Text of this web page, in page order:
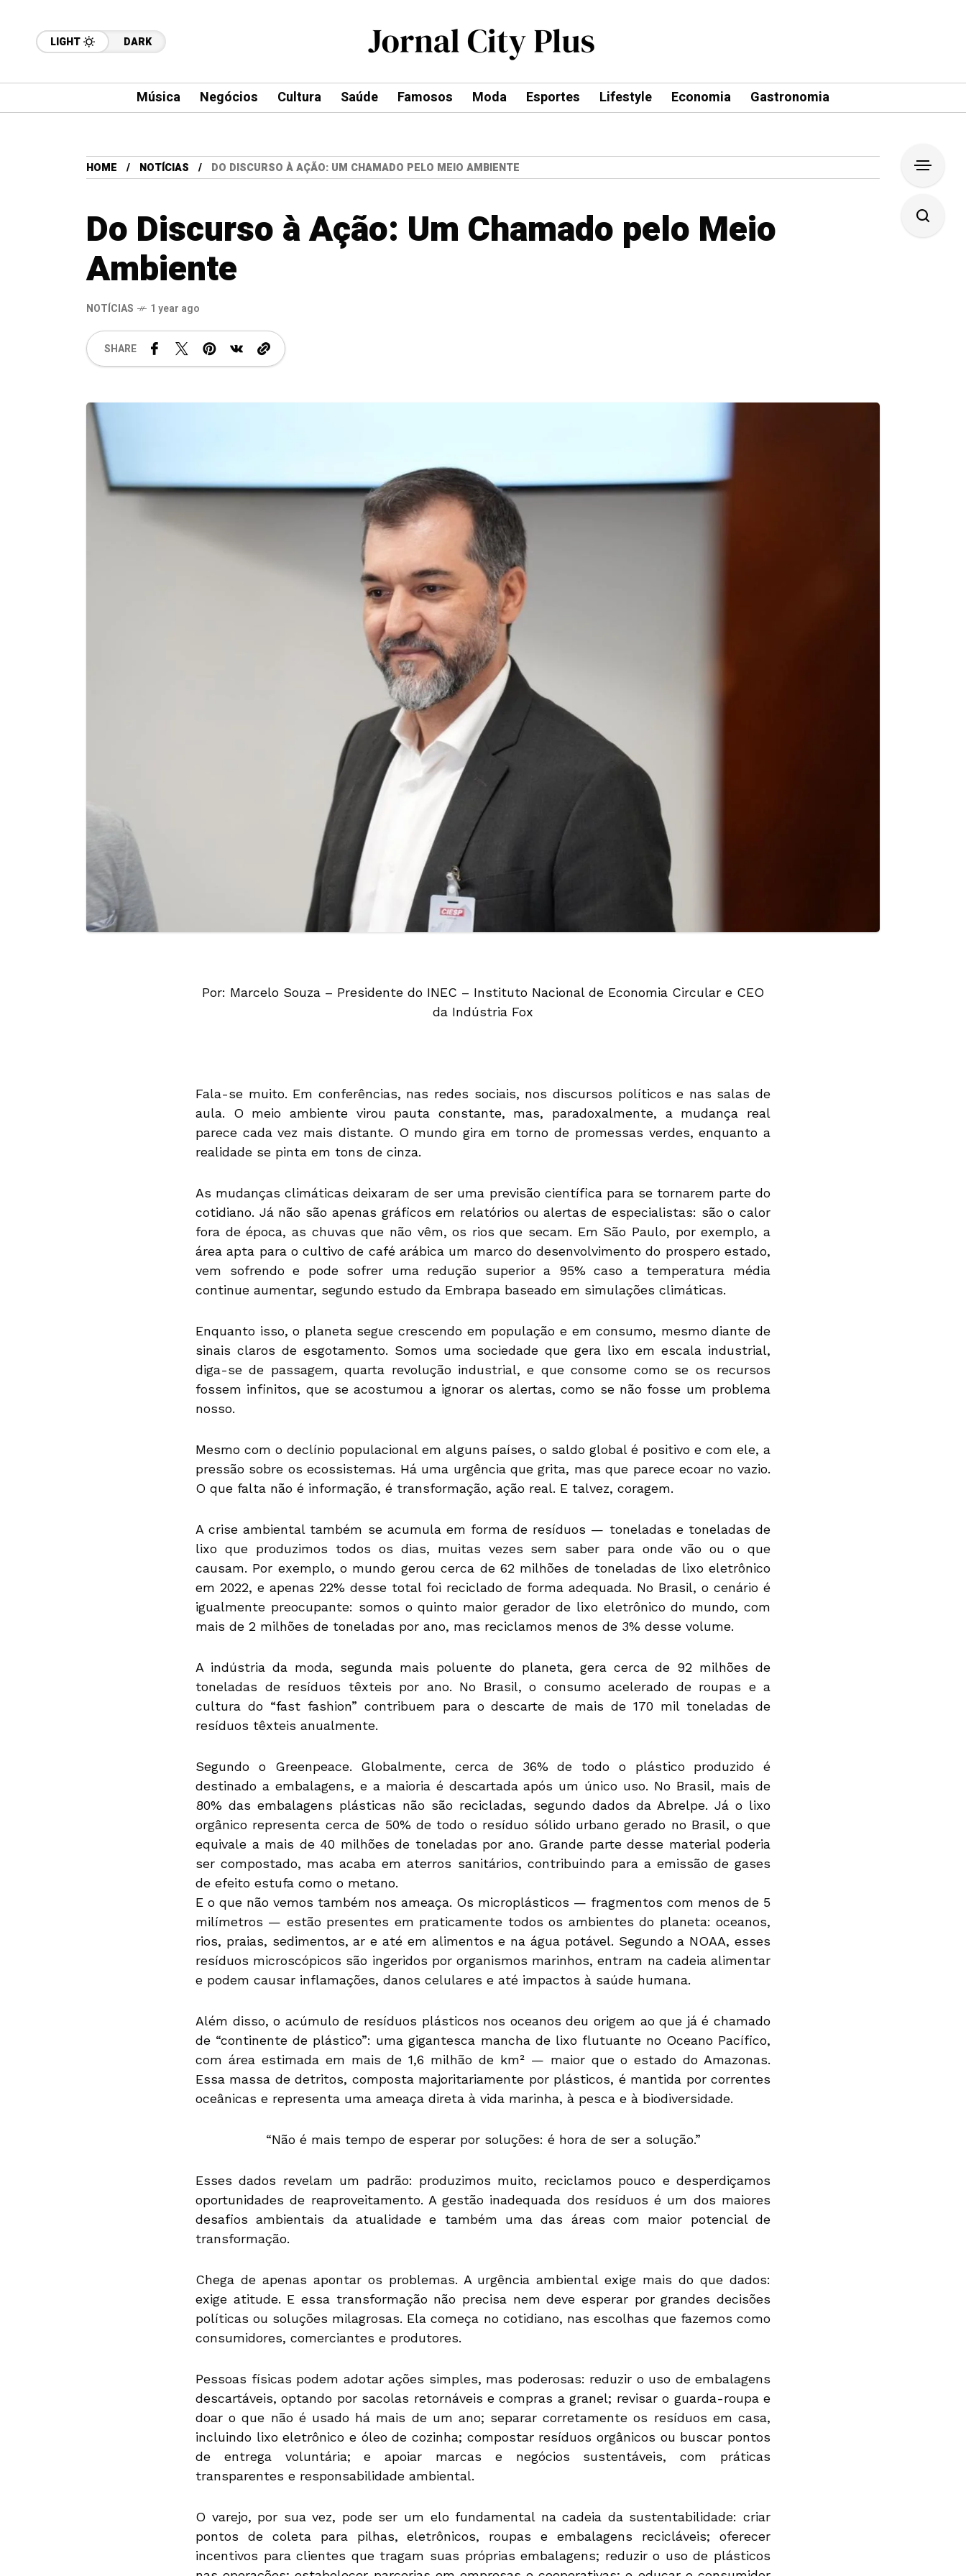
LIGHT DARK
Música Negócios Cultura Saúde Famosos Moda Esportes Lifestyle Economia Gastronomia
HOME NOTÍCIAS DO DISCURSO À AÇÃO: UM CHAMADO PELO MEIO AMBIENTE
Do Discurso à Ação: Um Chamado pelo Meio
Ambiente
NOTÍCIAS 1 year ago
SHARE
Por: Marcelo Souza – Presidente do INEC – Instituto Nacional de Economia Circular e CEO
da Indústria Fox
Fala-se muito. Em conferências, nas redes sociais, nos discursos políticos e nas salas de
aula. O meio ambiente virou pauta constante, mas, paradoxalmente, a mudança real
parece cada vez mais distante. O mundo gira em torno de promessas verdes, enquanto a
realidade se pinta em tons de cinza.
As mudanças climáticas deixaram de ser uma previsão científica para se tornarem parte do
cotidiano. Já não são apenas gráficos em relatórios ou alertas de especialistas: são o calor
fora de época, as chuvas que não vêm, os rios que secam. Em São Paulo, por exemplo, a
área apta para o cultivo de café arábica um marco do desenvolvimento do prospero estado,
vem sofrendo e pode sofrer uma redução superior a 95% caso a temperatura média
continue aumentar, segundo estudo da Embrapa baseado em simulações climáticas.
Enquanto isso, o planeta segue crescendo em população e em consumo, mesmo diante de
sinais claros de esgotamento. Somos uma sociedade que gera lixo em escala industrial,
diga-se de passagem, quarta revolução industrial, e que consome como se os recursos
fossem infinitos, que se acostumou a ignorar os alertas, como se não fosse um problema
nosso.
Mesmo com o declínio populacional em alguns países, o saldo global é positivo e com ele, a
pressão sobre os ecossistemas. Há uma urgência que grita, mas que parece ecoar no vazio.
O que falta não é informação, é transformação, ação real. E talvez, coragem.
A crise ambiental também se acumula em forma de resíduos — toneladas e toneladas de
lixo que produzimos todos os dias, muitas vezes sem saber para onde vão ou o que
causam. Por exemplo, o mundo gerou cerca de 62 milhões de toneladas de lixo eletrônico
em 2022, e apenas 22% desse total foi reciclado de forma adequada. No Brasil, o cenário é
igualmente preocupante: somos o quinto maior gerador de lixo eletrônico do mundo, com
mais de 2 milhões de toneladas por ano, mas reciclamos menos de 3% desse volume.
A indústria da moda, segunda mais poluente do planeta, gera cerca de 92 milhões de
toneladas de resíduos têxteis por ano. No Brasil, o consumo acelerado de roupas e a
cultura do “fast fashion” contribuem para o descarte de mais de 170 mil toneladas de
resíduos têxteis anualmente.
Segundo o Greenpeace. Globalmente, cerca de 36% de todo o plástico produzido é
destinado a embalagens, e a maioria é descartada após um único uso. No Brasil, mais de
80% das embalagens plásticas não são recicladas, segundo dados da Abrelpe. Já o lixo
orgânico representa cerca de 50% de todo o resíduo sólido urbano gerado no Brasil, o que
equivale a mais de 40 milhões de toneladas por ano. Grande parte desse material poderia
ser compostado, mas acaba em aterros sanitários, contribuindo para a emissão de gases
de efeito estufa como o metano.
E o que não vemos também nos ameaça. Os microplásticos — fragmentos com menos de 5
milímetros — estão presentes em praticamente todos os ambientes do planeta: oceanos,
rios, praias, sedimentos, ar e até em alimentos e na água potável. Segundo a NOAA, esses
resíduos microscópicos são ingeridos por organismos marinhos, entram na cadeia alimentar
e podem causar inflamações, danos celulares e até impactos à saúde humana.
Além disso, o acúmulo de resíduos plásticos nos oceanos deu origem ao que já é chamado
de “continente de plástico”: uma gigantesca mancha de lixo flutuante no Oceano Pacífico,
com área estimada em mais de 1,6 milhão de km² — maior que o estado do Amazonas.
Essa massa de detritos, composta majoritariamente por plásticos, é mantida por correntes
oceânicas e representa uma ameaça direta à vida marinha, à pesca e à biodiversidade.
“Não é mais tempo de esperar por soluções: é hora de ser a solução.”
Esses dados revelam um padrão: produzimos muito, reciclamos pouco e desperdiçamos
oportunidades de reaproveitamento. A gestão inadequada dos resíduos é um dos maiores
desafios ambientais da atualidade e também uma das áreas com maior potencial de
transformação.
Chega de apenas apontar os problemas. A urgência ambiental exige mais do que dados:
exige atitude. E essa transformação não precisa nem deve esperar por grandes decisões
políticas ou soluções milagrosas. Ela começa no cotidiano, nas escolhas que fazemos como
consumidores, comerciantes e produtores.
Pessoas físicas podem adotar ações simples, mas poderosas: reduzir o uso de embalagens
descartáveis, optando por sacolas retornáveis e compras a granel; revisar o guarda-roupa e
doar o que não é usado há mais de um ano; separar corretamente os resíduos em casa,
incluindo lixo eletrônico e óleo de cozinha; compostar resíduos orgânicos ou buscar pontos
de entrega voluntária; e apoiar marcas e negócios sustentáveis, com práticas
transparentes e responsabilidade ambiental.
O varejo, por sua vez, pode ser um elo fundamental na cadeia da sustentabilidade: criar
pontos de coleta para pilhas, eletrônicos, roupas e embalagens recicláveis; oferecer
incentivos para clientes que tragam suas próprias embalagens; reduzir o uso de plásticos